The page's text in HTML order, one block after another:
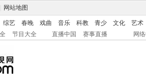
网站地图
综艺 春晚 戏曲 音乐 科教 青少 文化 艺术
节目大全 直播中国 赛事直播 网